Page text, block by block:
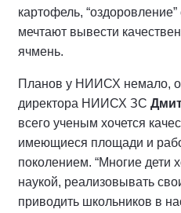
картофель,
мечтают вывести
ячмень.
Планов у НИИСХ немало,
директора НИИСХ ЗС
всего ученым хочется
имеющиеся площади и
поколением. “Многие дети
наукой, реализовывать
приводить школьников в